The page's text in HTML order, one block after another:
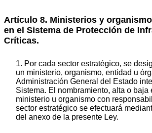
Artículo 8. Ministerios y
en el Sistema de Protección de
Críticas.
1. Por cada sector estratégico, se
un ministerio, organismo, entidad u
Administración General del Estado
Sistema. El nombramiento, alta o baja
ministerio u organismo con
sector estratégico se efectuará
del anexo de la presente Ley.